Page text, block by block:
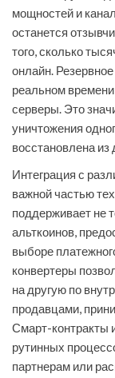
мощностей и
останется
того, сколько
онлайн.
реальном
серверы. Это
уничтожения
восстановлена
Интеграция с
важной частью
поддерживает не
альткоинов,
выборе
конвертеры
на другую по
продавцами,
Смарт-контракты
рутинных
партнерам или